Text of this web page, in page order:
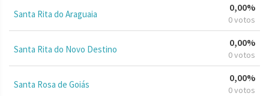
Santa Rita do Araguaia
0,00%
0 votos
Santa Rita do Novo Destino
0,00%
0 votos
Santa Rosa de Goiás
0,00%
0 votos